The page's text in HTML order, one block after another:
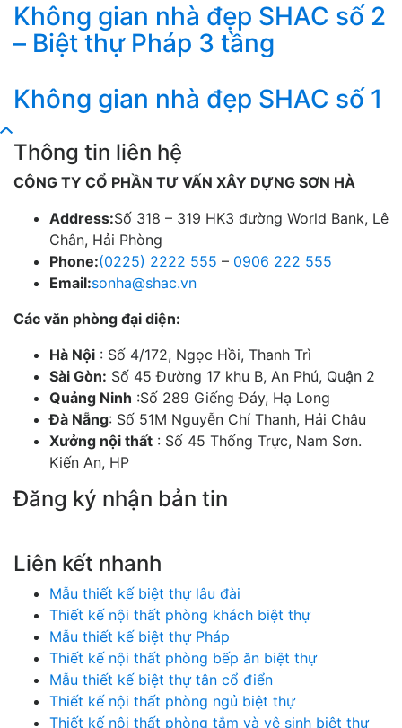
Không gian nhà đẹp SHAC số 2
– Biệt thự Pháp 3 tầng
Không gian nhà đẹp SHAC số 1
Thông tin liên hệ
CÔNG TY CỔ PHẦN TƯ VẤN XÂY DỰNG SƠN HÀ
Address:Số 318 – 319 HK3 đường World Bank, Lê
Chân, Hải Phòng
Phone:(0225) 2222 555 – 0906 222 555
Email:sonha@shac.vn
Các văn phòng đại diện:
Hà Nội : Số 4/172, Ngọc Hồi, Thanh Trì
Sài Gòn: Số 45 Đường 17 khu B, An Phú, Quận 2
Quảng Ninh :Số 289 Giếng Đáy, Hạ Long
Đà Nẵng: Số 51M Nguyễn Chí Thanh, Hải Châu
Xưởng nội thất : Số 45 Thống Trực, Nam Sơn.
Kiến An, HP
Đăng ký nhận bản tin
Liên kết nhanh
Mẫu thiết kế biệt thự lâu đài
Thiết kế nội thất phòng khách biệt thự
Mẫu thiết kế biệt thự Pháp
Thiết kế nội thất phòng bếp ăn biệt thự
Mẫu thiết kế biệt thự tân cổ điển
Thiết kế nội thất phòng ngủ biệt thự
Thiết kế nội thất phòng tắm và vệ sinh biệt thự